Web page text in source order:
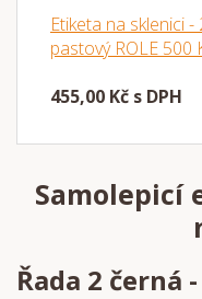
Etiketa na sklenici
pastový ROLE 500
455,00 Kč s DPH
Samolepicí
Řada 2 černá